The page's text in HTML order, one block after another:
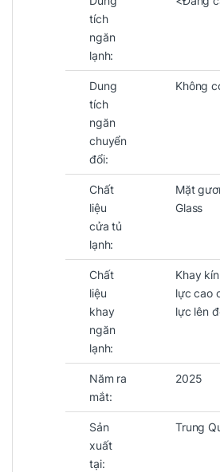
tích
ngăn
lạnh:
Dung
tích
ngăn
chuyển
đổi:
Không
Chất
liệu
cửa tủ
lạnh:
Mặt
Glass
Chất
liệu
khay
ngăn
lạnh:
Khay
lực cao
lực lên
Năm ra
mắt:
2025
Sản
xuất
tại:
Trung